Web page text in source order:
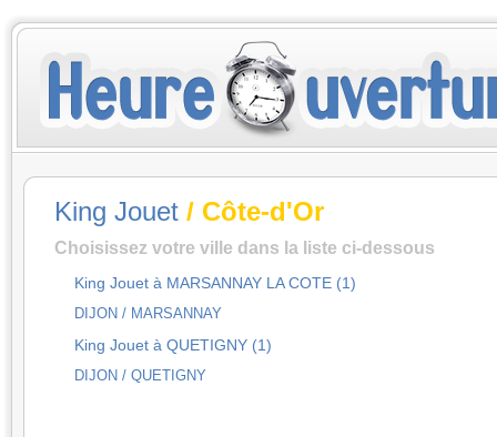
King Jouet / Côte-d'Or
Choisissez votre ville dans la liste ci-dessous
King Jouet à MARSANNAY LA COTE (1)
DIJON / MARSANNAY
King Jouet à QUETIGNY (1)
DIJON / QUETIGNY